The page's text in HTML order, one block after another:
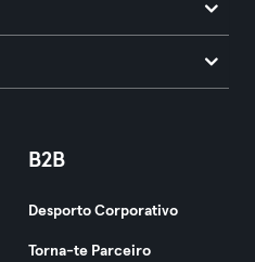
B2B
Desporto Corporativo
Torna-te Parceiro